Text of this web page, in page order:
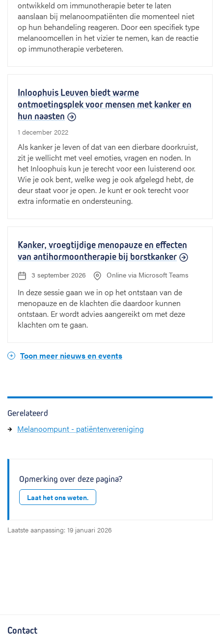
ontwikkeld om immunotherapie beter te laten
aanslaan bij melanoompatiënten die momenteel niet
op hun behandeling reageren. Door een specifiek type
melanoomcellen in het vizier te nemen, kan de reactie
op immunotherapie verbeteren.
Inloophuis Leuven biedt warme
ontmoetingsplek voor mensen met kanker en
hun naasten
1 december 2022
Als kanker je leven of dat van een dierbare doorkruist,
zit je wellicht met veel emoties, vragen en noden. In
het Inloophuis kun je terecht voor een luisterend oor.
Wie je ook bent, welke weg je ook afgelegd hebt, de
deur staat voor je open. Je kunt er ook terecht voor
extra informatie en ondersteuning.
Kanker, vroegtijdige menopauze en effecten
van antihormoontherapie bij borstkanker
t
u
m
:
3 september 2026
c
a
t
Online via Microsoft Teams
In deze sessie gaan we in op het ontstaan van de
menopauze en de klachten die daardoor kunnen
ontstaan. Er wordt advies aangereikt om met deze
klachten om te gaan.
Toon meer nieuws en events
Gerelateerd
Melanoompunt - patiëntenvereniging
Opmerking over deze pagina?
Laat het ons weten.
Laatste aanpassing: 19 januari 2026
Contact